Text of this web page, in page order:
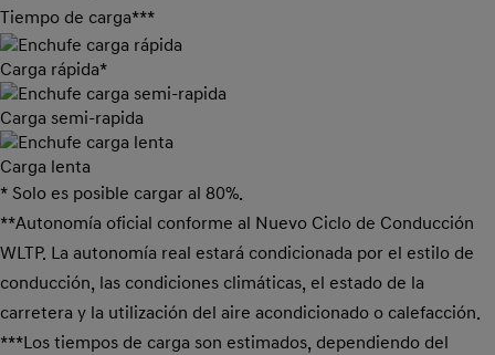
Tiempo de carga***
Carga rápida*
Carga semi-rapida
Carga lenta
* Solo es posible cargar al 80%.
**Autonomía oficial conforme al Nuevo Ciclo de Conducción
WLTP. La autonomía real estará condicionada por el estilo de
conducción, las condiciones climáticas, el estado de la
carretera y la utilización del aire acondicionado o calefacción.
***Los tiempos de carga son estimados, dependiendo del